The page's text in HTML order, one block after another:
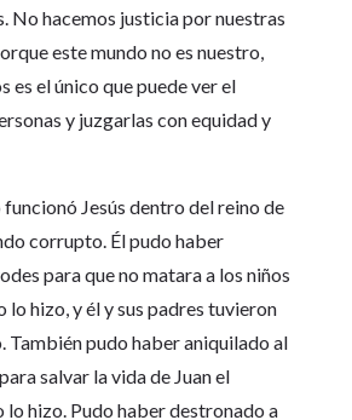
No hacemos justicia por nuestras
este mundo no es nuestro,
es el único que puede ver el
y juzgarlas con equidad y
Jesús dentro del reino de
corrupto. Él pudo haber
para que no matara a los niños
lo hizo, y él y sus padres tuvieron
También pudo haber aniquilado al
salvar la vida de Juan el
lo hizo. Pudo haber destronado a